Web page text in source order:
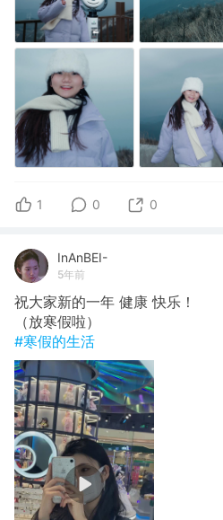
1 0 0
InAnBEI-
5年前
祝大家新的一年 健康 快乐！
（放寒假啦）
#寒假的生活